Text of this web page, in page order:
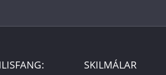
SKILMÁLAR